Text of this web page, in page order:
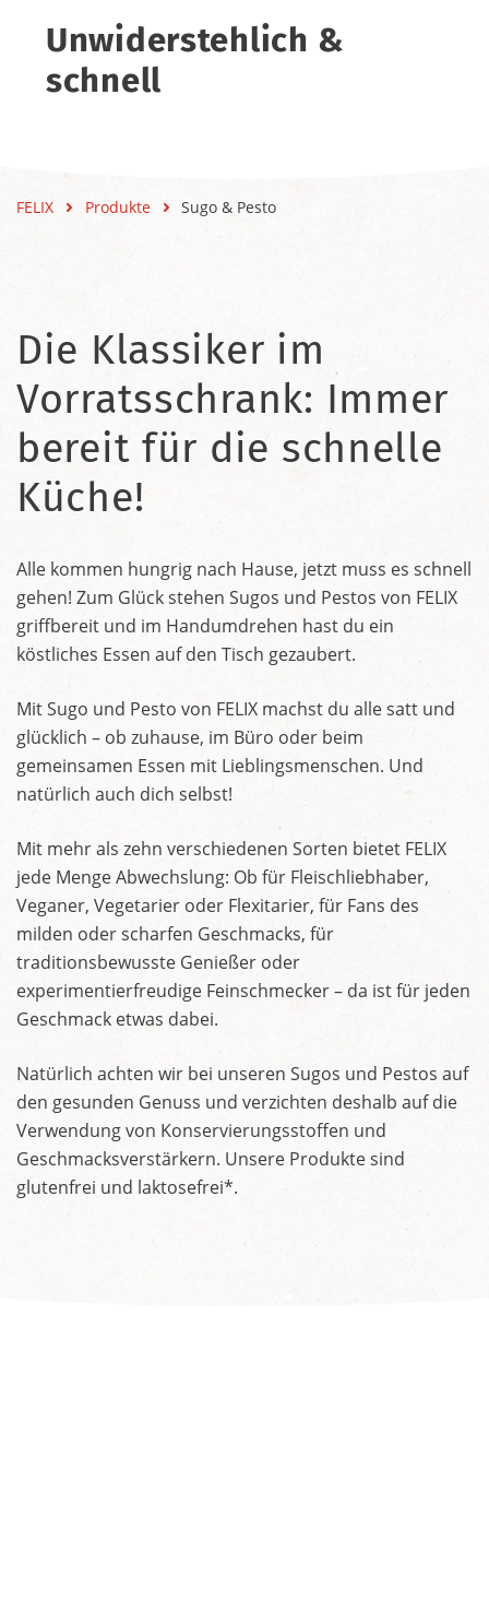
Unwiderstehlich &
schnell
FELIX Produkte Sugo & Pesto
Die Klassiker im
Vorratsschrank: Immer
bereit für die schnelle
Küche!
Alle kommen hungrig nach Hause, jetzt muss es schnell
gehen! Zum Glück stehen Sugos und Pestos von FELIX
griffbereit und im Handumdrehen hast du ein
köstliches Essen auf den Tisch gezaubert.
Mit Sugo und Pesto von FELIX machst du alle satt und
glücklich – ob zuhause, im Büro oder beim
gemeinsamen Essen mit Lieblingsmenschen. Und
natürlich auch dich selbst!
Mit mehr als zehn verschiedenen Sorten bietet FELIX
jede Menge Abwechslung: Ob für Fleischliebhaber,
Veganer, Vegetarier oder Flexitarier, für Fans des
milden oder scharfen Geschmacks, für
traditionsbewusste Genießer oder
experimentierfreudige Feinschmecker – da ist für jeden
Geschmack etwas dabei.
Natürlich achten wir bei unseren Sugos und Pestos auf
den gesunden Genuss und verzichten deshalb auf die
Verwendung von Konservierungsstoffen und
Geschmacksverstärkern. Unsere Produkte sind
glutenfrei und laktosefrei*.